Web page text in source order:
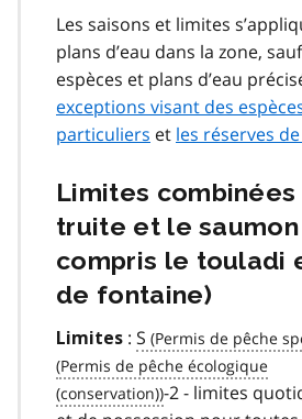
Les saisons et limites
plans d’eau dans la zone,
espèces et plans d’eau
exceptions visant des
particuliers et les réserves
Limites
truite et le
compris le touladi
de fontaine)
Limites : S
-2 - limites